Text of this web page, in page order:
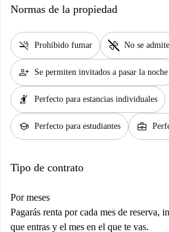
Normas de la propiedad
smoke_free Prohibido fumar pet_supplies No se
person_add Se permiten invitados a pasar la noche
hail Perfecto para estancias individuales
school Perfecto para estudiantes business_center
Tipo de contrato
Por meses
Pagarás renta por cada mes de reserva,
que entras y el mes en el que te vas.